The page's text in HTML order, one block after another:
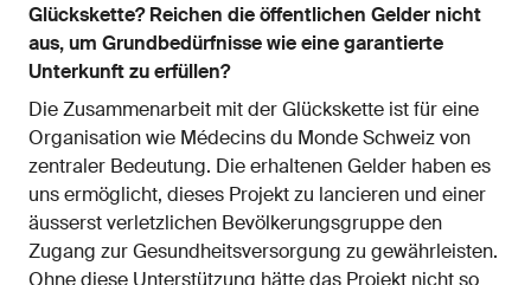
Glückskette? Reichen die öffentlichen Gelder nicht
aus, um Grundbedürfnisse wie eine garantierte
Unterkunft zu erfüllen?
Die Zusammenarbeit mit der Glückskette ist für eine
Organisation wie Médecins du Monde Schweiz von
zentraler Bedeutung. Die erhaltenen Gelder haben es
uns ermöglicht, dieses Projekt zu lancieren und einer
äusserst verletzlichen Bevölkerungsgruppe den
Zugang zur Gesundheitsversorgung zu gewährleisten.
Ohne diese Unterstützung hätte das Projekt nicht so